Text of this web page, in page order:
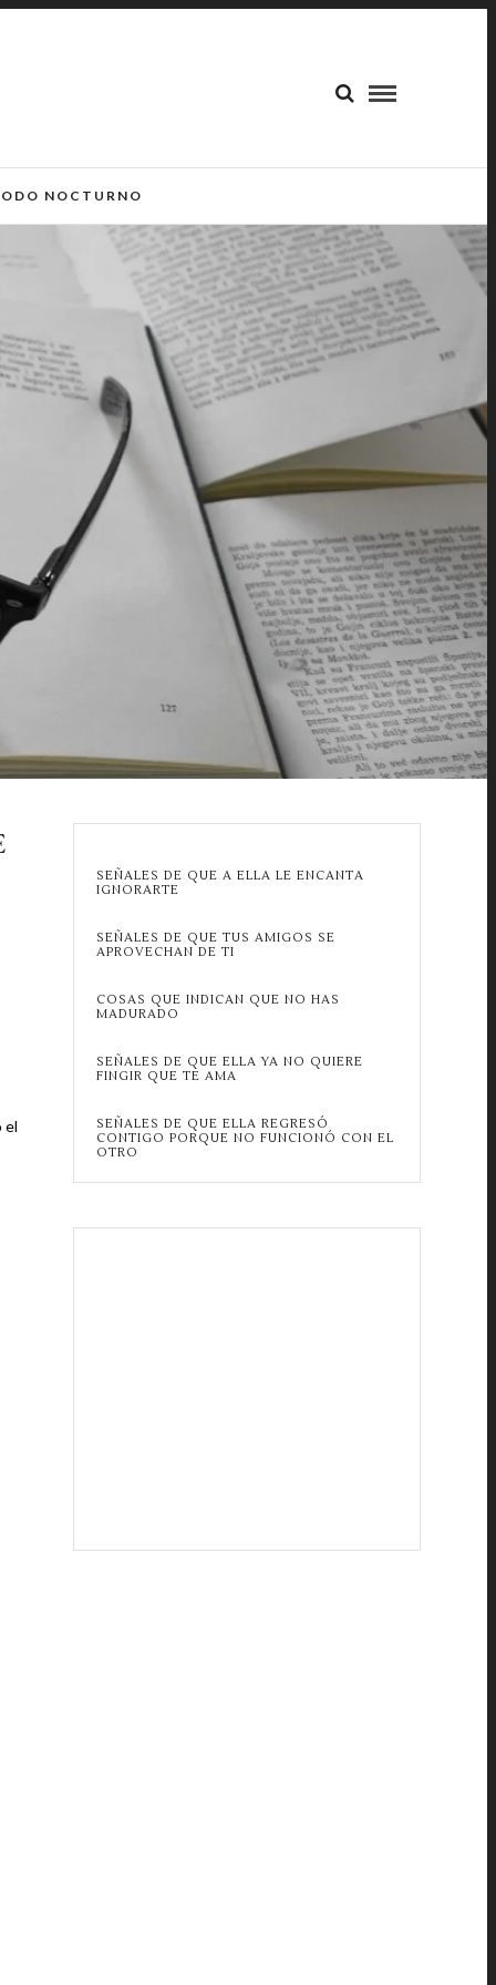
NOCTURNO
el
SEÑALES DE QUE A ELLA LE ENCANTA
IGNORARTE
SEÑALES DE QUE TUS AMIGOS SE
APROVECHAN DE TI
COSAS QUE INDICAN QUE NO HAS
MADURADO
SEÑALES DE QUE ELLA YA NO QUIERE
FINGIR QUE TE AMA
SEÑALES DE QUE ELLA REGRESÓ
CONTIGO PORQUE NO FUNCIONÓ CON EL
OTRO